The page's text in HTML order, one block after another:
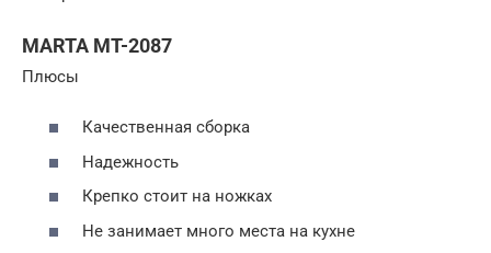
MARTA MT-2087
Плюсы
Качественная сборка
Надежность
Крепко стоит на ножках
Не занимает много места на кухне